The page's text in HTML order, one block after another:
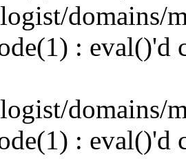
domains/
: eval()'d
domains/
: eval()'d